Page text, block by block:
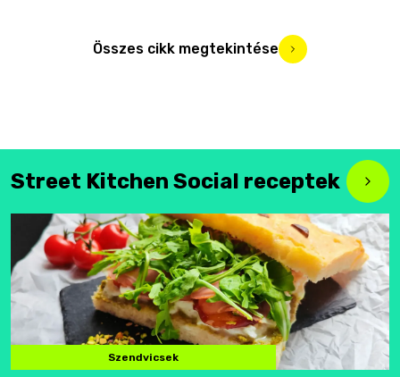
Összes cikk megtekintése
Street Kitchen Social receptek
Szendvicsek